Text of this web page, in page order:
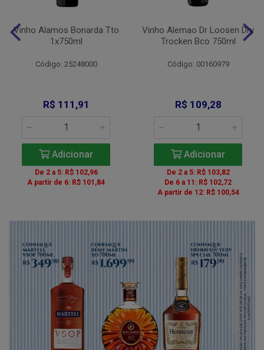
Vinho Alamos Bonarda Tto
1x750ml
Código: 25248000
R$ 111,91
Adicionar
De 2 a 5: R$ 102,96
A partir de 6: R$ 101,84
Vinho Alemao Dr Loosen Dry
Trocken Bco 750ml
Código: 00160979
R$ 109,28
Adicionar
De 2 a 5: R$ 103,82
De 6 a 11: R$ 102,72
A partir de 12: R$ 100,54